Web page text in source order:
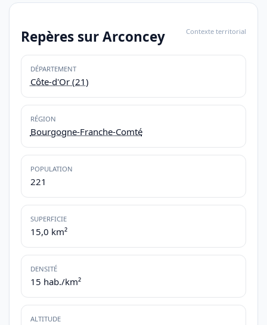
Repères sur Arconcey Contexte territorial
DÉPARTEMENT
Côte-d'Or (21)
RÉGION
Bourgogne-Franche-Comté
POPULATION
221
SUPERFICIE
15,0 km²
DENSITÉ
15 hab./km²
ALTITUDE